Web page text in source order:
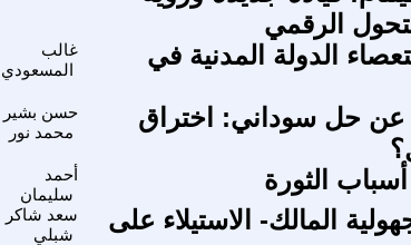
الرقمي
غالب
المسعودي
الدولة المدنية في
حسن بشير
محمد نور
عن حل سوداني: اختراق
أحمد
سليمان
الثورة
سعد شاكر
شبلي
المالك- الاستيلاء على